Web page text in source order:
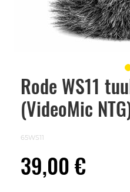
Rode WS11
(VideoMic
65WS11
39,00 €
Skip
beginning
images